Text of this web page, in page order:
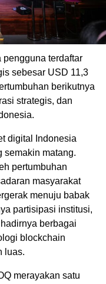
terdaftar
sebesar USD 11,3
berikutnya
strategis, dan
digital Indonesia
semakin matang.
pertumbuhan
masyarakat
menuju babak
partisipasi institusi,
berbagai
blockchain
luas.
merayakan satu